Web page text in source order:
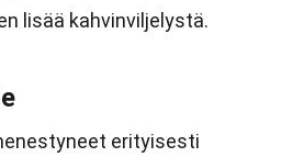
lisää kahvinviljelystä.
erityisesti